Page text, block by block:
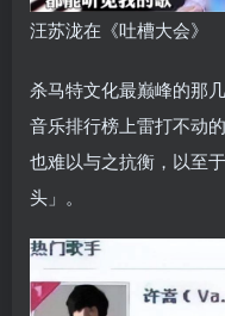
汪苏泷在《吐槽大会》
杀马特文化最巅峰的那
音乐排行榜上雷打不动
也难以与之抗衡，以至
头」。